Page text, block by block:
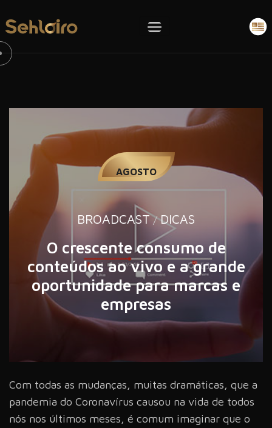
AGOSTO
BROADCAST/DICAS
O crescente consumo de
conteúdos ao vivo e a grande
oportunidade para marcas e
empresas
Com todas as mudanças, muitas dramáticas, que a
pandemia do Coronavírus causou na vida de todos
nós nos últimos meses, é comum imaginar que o